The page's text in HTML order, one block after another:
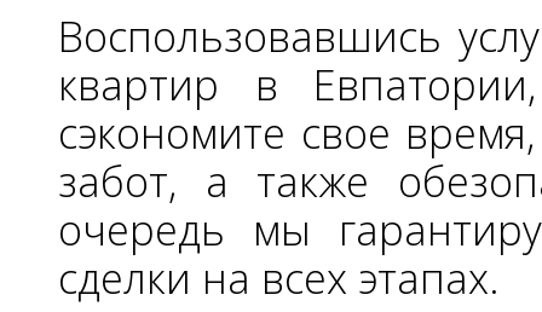
Воспользовавшись
квартир в
сэкономите свое
забот, а также
очередь мы
сделки на всех этапах.